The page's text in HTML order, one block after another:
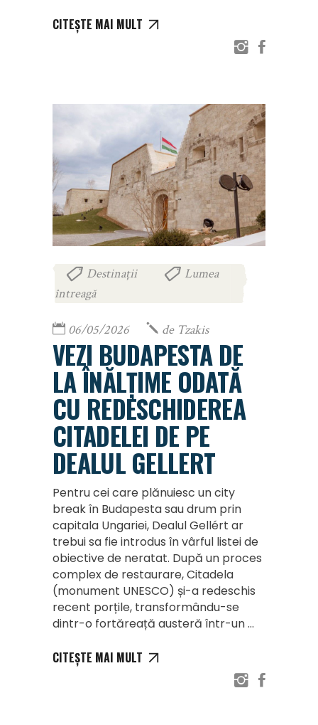
CITEȘTE MAI MULT
Destinații
Lumea
întreagă
06/05/2026 de Tzakis
VEZI BUDAPESTA DE
LA ÎNĂLȚIME ODATĂ
CU REDESCHIDEREA
CITADELEI DE PE
DEALUL GELLERT
Pentru cei care plănuiesc un city
break în Budapesta sau drum prin
capitala Ungariei, Dealul Gellért ar
trebui sa fie introdus în vârful listei de
obiective de neratat. După un proces
complex de restaurare, Citadela
(monument UNESCO) și-a redeschis
recent porțile, transformându-se
dintr-o fortăreață austeră într-un
CITEȘTE MAI MULT